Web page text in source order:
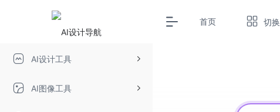
AI设计工具
AI图像工具
首页 切换